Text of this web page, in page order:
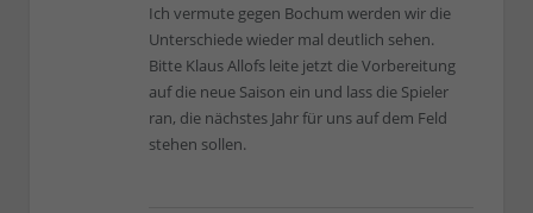
Ich vermute gegen Bochum werden wir die
Unterschiede wieder mal deutlich sehen.
Bitte Klaus Allofs leite jetzt die Vorbereitung
auf die neue Saison ein und lass die Spieler
ran, die nächstes Jahr für uns auf dem Feld
stehen sollen.